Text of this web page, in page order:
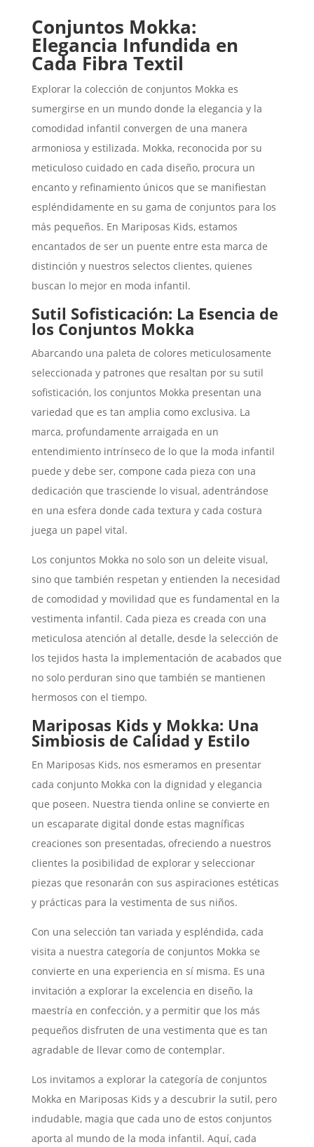
Conjuntos Mokka:
Elegancia Infundida en
Cada Fibra Textil
Explorar la colección de conjuntos Mokka es
sumergirse en un mundo donde la elegancia y la
comodidad infantil convergen de una manera
armoniosa y estilizada. Mokka, reconocida por su
meticuloso cuidado en cada diseño, procura un
encanto y refinamiento únicos que se manifiestan
espléndidamente en su gama de conjuntos para los
más pequeños. En Mariposas Kids, estamos
encantados de ser un puente entre esta marca de
distinción y nuestros selectos clientes, quienes
buscan lo mejor en moda infantil.
Sutil Sofisticación: La Esencia de
los Conjuntos Mokka
Abarcando una paleta de colores meticulosamente
seleccionada y patrones que resaltan por su sutil
sofisticación, los conjuntos Mokka presentan una
variedad que es tan amplia como exclusiva. La
marca, profundamente arraigada en un
entendimiento intrínseco de lo que la moda infantil
puede y debe ser, compone cada pieza con una
dedicación que trasciende lo visual, adentrándose
en una esfera donde cada textura y cada costura
juega un papel vital.
Los conjuntos Mokka no solo son un deleite visual,
sino que también respetan y entienden la necesidad
de comodidad y movilidad que es fundamental en la
vestimenta infantil. Cada pieza es creada con una
meticulosa atención al detalle, desde la selección de
los tejidos hasta la implementación de acabados que
no solo perduran sino que también se mantienen
hermosos con el tiempo.
Mariposas Kids y Mokka: Una
Simbiosis de Calidad y Estilo
En Mariposas Kids, nos esmeramos en presentar
cada conjunto Mokka con la dignidad y elegancia
que poseen. Nuestra tienda online se convierte en
un escaparate digital donde estas magníficas
creaciones son presentadas, ofreciendo a nuestros
clientes la posibilidad de explorar y seleccionar
piezas que resonarán con sus aspiraciones estéticas
y prácticas para la vestimenta de sus niños.
Con una selección tan variada y espléndida, cada
visita a nuestra categoría de conjuntos Mokka se
convierte en una experiencia en sí misma. Es una
invitación a explorar la excelencia en diseño, la
maestría en confección, y a permitir que los más
pequeños disfruten de una vestimenta que es tan
agradable de llevar como de contemplar.
Los invitamos a explorar la categoría de conjuntos
Mokka en Mariposas Kids y a descubrir la sutil, pero
indudable, magia que cada uno de estos conjuntos
aporta al mundo de la moda infantil. Aquí, cada